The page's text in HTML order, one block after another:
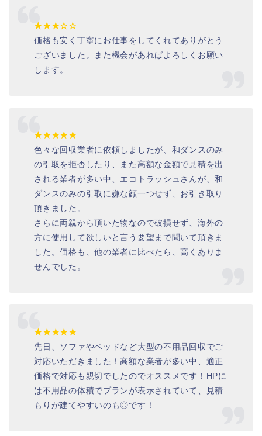
★★★☆☆
価格も安く丁寧にお仕事をしてくれてありがとう
ございました。また機会があればよろしくお願い
します。
★★★★★
色々な回収業者に依頼しましたが、和ダンスのみ
の引取を拒否したり、また高額な金額で見積を出
される業者が多い中、エコトラッシュさんが、和
ダンスのみの引取に嫌な顔一つせず、お引き取り
頂きました。
さらに両親から頂いた物なので破損せず、海外の
方に使用して欲しいと言う要望まで聞いて頂きま
した。価格も、他の業者に比べたら、高くありま
せんでした。
★★★★★
先日、ソファやベッドなど大型の不用品回収でご
対応いただきました！高額な業者が多い中、適正
価格で対応も親切でしたのでオススメです！HPに
は不用品の体積でプランが表示されていて、見積
もりが建てやすいのも◎です！